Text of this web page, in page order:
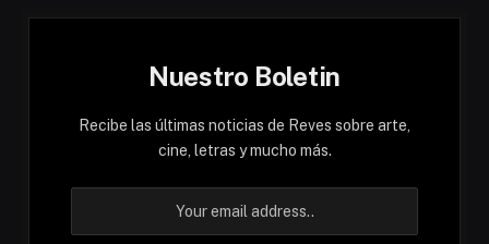
Nuestro Boletin
Recibe las últimas noticias de Reves sobre arte,
cine, letras y mucho más.